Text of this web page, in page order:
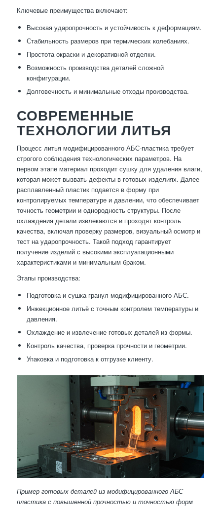
Ключевые преимущества включают:
Высокая ударопрочность и устойчивость к деформациям.
Стабильность размеров при термических колебаниях.
Простота окраски и декоративной отделки.
Возможность производства деталей сложной
конфигурации.
Долговечность и минимальные отходы производства.
СОВРЕМЕННЫЕ
ТЕХНОЛОГИИ ЛИТЬЯ
Процесс литья модифицированного АБС-пластика требует
строгого соблюдения технологических параметров. На
первом этапе материал проходит сушку для удаления влаги,
которая может вызвать дефекты в готовых изделиях. Далее
расплавленный пластик подается в форму при
контролируемых температуре и давлении, что обеспечивает
точность геометрии и однородность структуры. После
охлаждения детали извлекаются и проходят контроль
качества, включая проверку размеров, визуальный осмотр и
тест на ударопрочность. Такой подход гарантирует
получение изделий с высокими эксплуатационными
характеристиками и минимальным браком.
Этапы производства:
Подготовка и сушка гранул модифицированного АБС.
Инжекционное литьё с точным контролем температуры и
давления.
Охлаждение и извлечение готовых деталей из формы.
Контроль качества, проверка прочности и геометрии.
Упаковка и подготовка к отгрузке клиенту.
Пример готовых деталей из модифицированного АБС
пластика с повышенной прочностью и точностью форм